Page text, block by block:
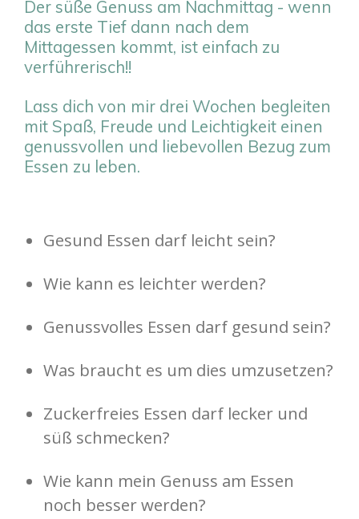
Der süße Genuss am Nachmittag - wenn
das erste Tief dann nach dem
Mittagessen kommt, ist einfach zu
verführerisch!!
Lass dich von mir drei Wochen begleiten
mit Spaß, Freude und Leichtigkeit einen
genussvollen und liebevollen Bezug zum
Essen zu leben.
Gesund Essen darf leicht sein?
Wie kann es leichter werden?
Genussvolles Essen darf gesund sein?
Was braucht es um dies umzusetzen?
Zuckerfreies Essen darf lecker und
süß schmecken?
Wie kann mein Genuss am Essen
noch besser werden?